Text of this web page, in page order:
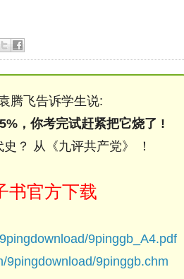
腾飞告诉学生说:
，你考完试赶紧把它烧了 !
？ 从《九评共产党》 ！
书官方下载
9pinggb_A4.pdf
9pingdownload/9pinggb.chm